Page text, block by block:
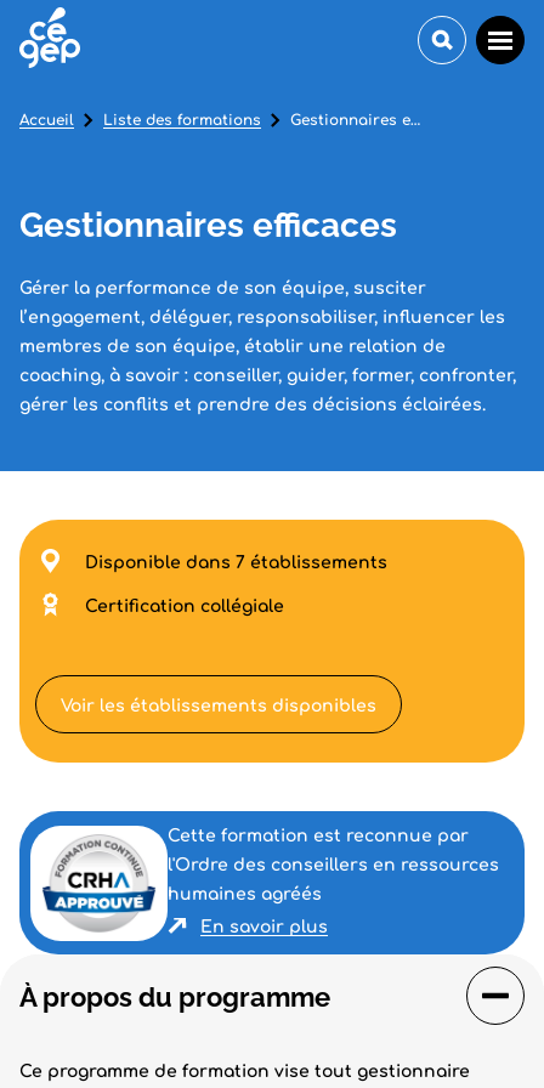
Gestionnaires efficaces
Gérer la performance de son équipe, susciter
l’engagement, déléguer, responsabiliser, influencer les
membres de son équipe, établir une relation de
coaching, à savoir : conseiller, guider, former, confronter,
gérer les conflits et prendre des décisions éclairées.
Accueil Liste des formations Gestionnaires efficaces
À propos du programme
Ce programme de formation vise tout gestionnaire
Disponible dans 7 établissements
Certification collégiale
Voir les établissements disponibles
Cette formation est reconnue par
l'Ordre des conseillers en ressources
humaines agréés
En savoir plus